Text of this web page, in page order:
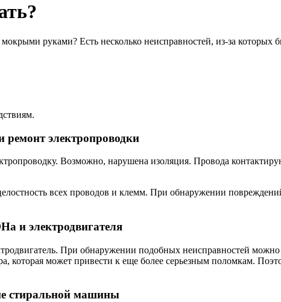
руками? Есть несколько неисправностей, из-за которых
ремонт электропроводки
Возможно, нарушена изоляция. Провода
всех проводов и клемм. При обнаружении
и электродвигателя
При обнаружении подобных неисправностей
которая может привести к еще более серьезным поломкам.
стиральной машины